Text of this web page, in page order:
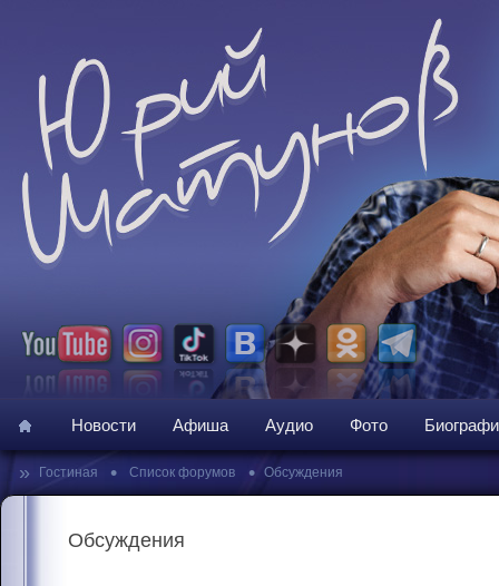
Новости Афиша Аудио Фото
» Гостиная • Список форумов • Обсуждения
Обсуждения